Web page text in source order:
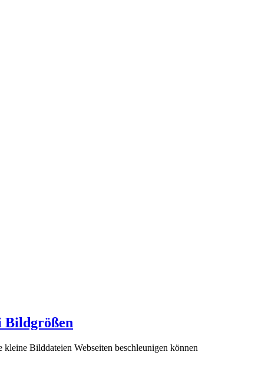
Bildgrößen
Bilddateien Webseiten beschleunigen können